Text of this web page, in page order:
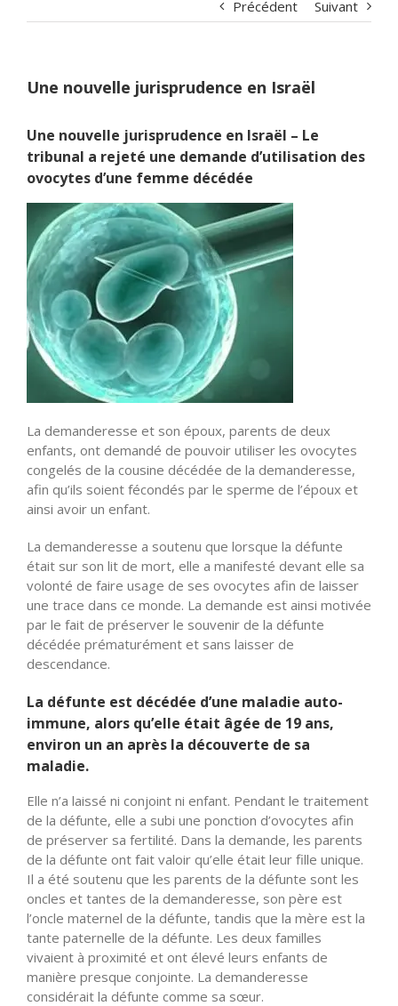
Précédent Suivant
Une nouvelle jurisprudence en Israël
Une nouvelle jurisprudence en Israël – Le
tribunal a rejeté une demande d’utilisation des
ovocytes d’une femme décédée
La demanderesse et son époux, parents de deux
enfants, ont demandé de pouvoir utiliser les ovocytes
congelés de la cousine décédée de la demanderesse,
afin qu’ils soient fécondés par le sperme de l’époux et
ainsi avoir un enfant.
La demanderesse a soutenu que lorsque la défunte
était sur son lit de mort, elle a manifesté devant elle sa
volonté de faire usage de ses ovocytes afin de laisser
une trace dans ce monde. La demande est ainsi motivée
par le fait de préserver le souvenir de la défunte
décédée prématurément et sans laisser de
descendance.
La défunte est décédée d’une maladie auto-
immune, alors qu’elle était âgée de 19 ans,
environ un an après la découverte de sa
maladie.
Elle n’a laissé ni conjoint ni enfant. Pendant le traitement
de la défunte, elle a subi une ponction d’ovocytes afin
de préserver sa fertilité. Dans la demande, les parents
de la défunte ont fait valoir qu’elle était leur fille unique.
Il a été soutenu que les parents de la défunte sont les
oncles et tantes de la demanderesse, son père est
l’oncle maternel de la défunte, tandis que la mère est la
tante paternelle de la défunte. Les deux familles
vivaient à proximité et ont élevé leurs enfants de
manière presque conjointe. La demanderesse
considérait la défunte comme sa sœur.